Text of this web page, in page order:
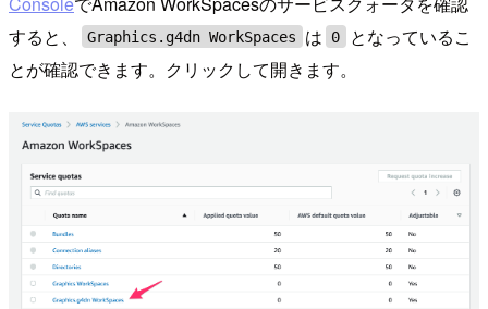
すると、
Graphics.g4dn WorkSpaces は 0
となっているこ
とが確認できます。クリックして開きます。